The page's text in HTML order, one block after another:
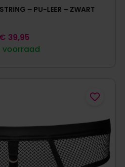
– PU-LEER – ZWART
voorraad
€ 39,95